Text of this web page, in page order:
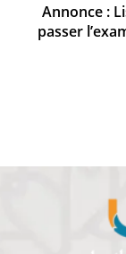
Annonce :
passer